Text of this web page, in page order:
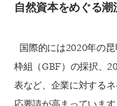
自然資本をめぐる潮
国際的には2020年の
枠組（GBF）の採択、
表など、企業に対する